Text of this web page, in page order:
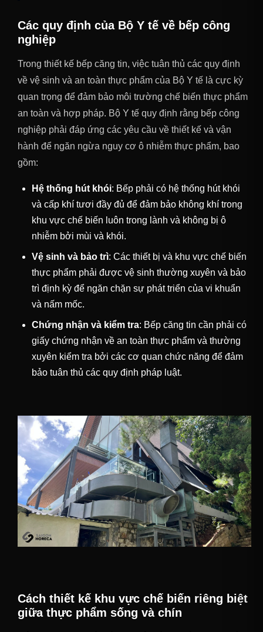
Các quy định của Bộ Y tế về bếp công
nghiệp
Trong thiết kế bếp căng tin, việc tuân thủ các quy định
về vệ sinh và an toàn thực phẩm của Bộ Y tế là cực kỳ
quan trọng để đảm bảo môi trường chế biến thực phẩm
an toàn và hợp pháp. Bộ Y tế quy định rằng bếp công
nghiệp phải đáp ứng các yêu cầu về thiết kế và vận
hành để ngăn ngừa nguy cơ ô nhiễm thực phẩm, bao
gồm:
Hệ thống hút khói: Bếp phải có hệ thống hút khói
và cấp khí tươi đầy đủ để đảm bảo không khí trong
khu vực chế biến luôn trong lành và không bị ô
nhiễm bởi mùi và khói.
Vệ sinh và bảo trì: Các thiết bị và khu vực chế biến
thực phẩm phải được vệ sinh thường xuyên và bảo
trì định kỳ để ngăn chặn sự phát triển của vi khuẩn
và nấm mốc.
Chứng nhận và kiểm tra: Bếp căng tin cần phải có
giấy chứng nhận về an toàn thực phẩm và thường
xuyên kiểm tra bởi các cơ quan chức năng để đảm
bảo tuân thủ các quy định pháp luật.
Cách thiết kế khu vực chế biến riêng biệt
giữa thực phẩm sống và chín